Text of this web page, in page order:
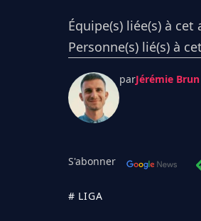
Équipe(s) liée(s) à cet
Personne(s) lié(s) à
parJérémie Brun
S'abonner
# LIGA